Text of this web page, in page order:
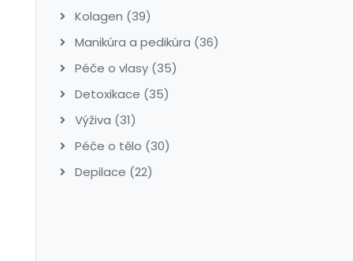
Kolagen (39)
Manikúra a pedikúra (36)
Péče o vlasy (35)
Detoxikace (35)
Výživa (31)
Péče o tělo (30)
Depilace (22)